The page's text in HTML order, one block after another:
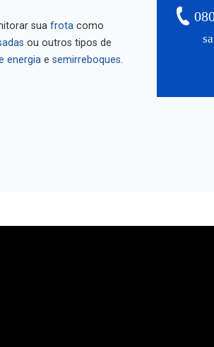
sua frota
ou outros tipos de
energia semirreboques